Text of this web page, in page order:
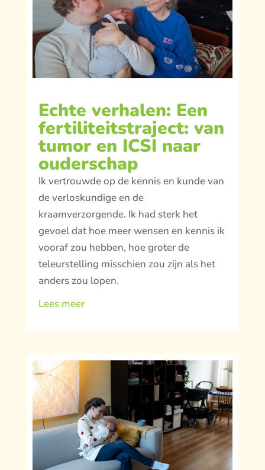
Echte verhalen: Een
fertiliteitstraject: van
tumor en ICSI naar
ouderschap
Ik vertrouwde op de kennis en kunde van
de verloskundige en de
kraamverzorgende. Ik had sterk het
gevoel dat hoe meer wensen en kennis ik
vooraf zou hebben, hoe groter de
teleurstelling misschien zou zijn als het
anders zou lopen.
Lees meer